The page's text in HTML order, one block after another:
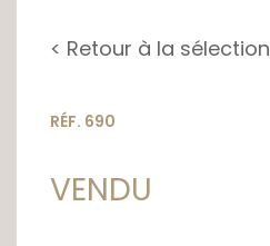
< Retour à la sélection
RÉF. 690
VENDU